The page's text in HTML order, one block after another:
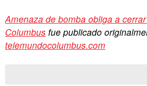
Amenaza de bomba obliga a
Columbus fue publicado
telemundocolumbus.com